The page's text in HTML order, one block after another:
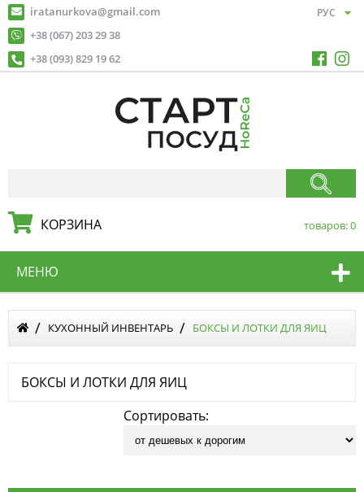
iratanurkova@gmail.com
+38 (067) 203 29 38
+38 (093) 829 19 62
КОРЗИНА товаров:0
МЕНЮ
КУХОННЫЙ ИНВЕНТАРЬ БОКСЫ И ЛОТКИ ДЛЯ ЯИЦ
БОКСЫ И ЛОТКИ ДЛЯ ЯИЦ
Сортировать: